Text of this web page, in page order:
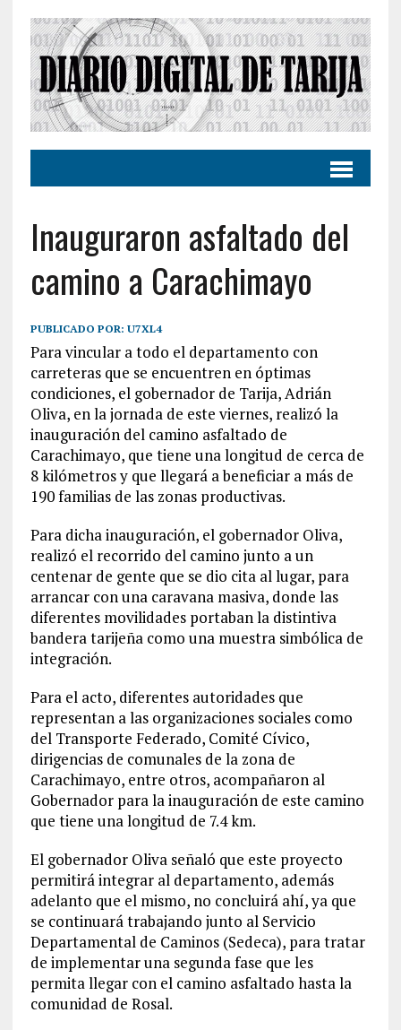
Inauguraron asfaltado del
camino a Carachimayo
PUBLICADO POR: U7XL4
Para vincular a todo el departamento con
carreteras que se encuentren en óptimas
condiciones, el gobernador de Tarija, Adrián
Oliva, en la jornada de este viernes, realizó la
inauguración del camino asfaltado de
Carachimayo, que tiene una longitud de cerca de
8 kilómetros y que llegará a beneficiar a más de
190 familias de las zonas productivas.
Para dicha inauguración, el gobernador Oliva,
realizó el recorrido del camino junto a un
centenar de gente que se dio cita al lugar, para
arrancar con una caravana masiva, donde las
diferentes movilidades portaban la distintiva
bandera tarijeña como una muestra simbólica de
integración.
Para el acto, diferentes autoridades que
representan a las organizaciones sociales como
del Transporte Federado, Comité Cívico,
dirigencias de comunales de la zona de
Carachimayo, entre otros, acompañaron al
Gobernador para la inauguración de este camino
que tiene una longitud de 7.4 km.
El gobernador Oliva señaló que este proyecto
permitirá integrar al departamento, además
adelanto que el mismo, no concluirá ahí, ya que
se continuará trabajando junto al Servicio
Departamental de Caminos (Sedeca), para tratar
de implementar una segunda fase que les
permita llegar con el camino asfaltado hasta la
comunidad de Rosal.